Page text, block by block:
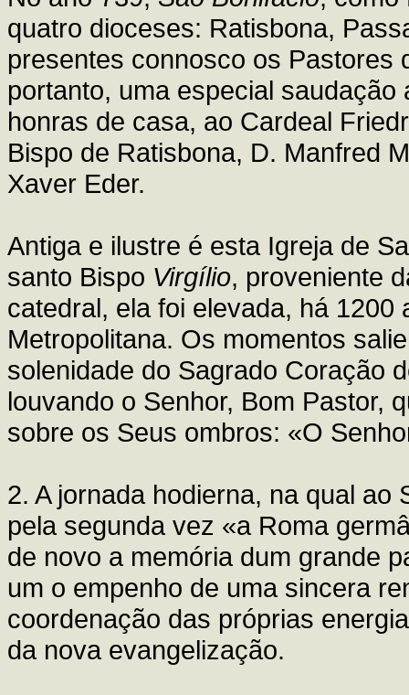
quatro dioceses: Ratisbona,
presentes connosco os Pastores
portanto, uma especial
honras de casa, ao Cardeal
Bispo de Ratisbona, D. Manfred
Xaver Eder.
Antiga e ilustre é esta Igreja de
santo Bispo Virgílio, proveniente
catedral, ela foi elevada, há
Metropolitana. Os momentos
solenidade do Sagrado Coração
louvando o Senhor, Bom Pastor,
sobre os Seus ombros: «O
2. A jornada hodierna, na qual
pela segunda vez «a Roma
de novo a memória dum grande
um o empenho de uma sincera
coordenação das próprias
da nova evangelização.